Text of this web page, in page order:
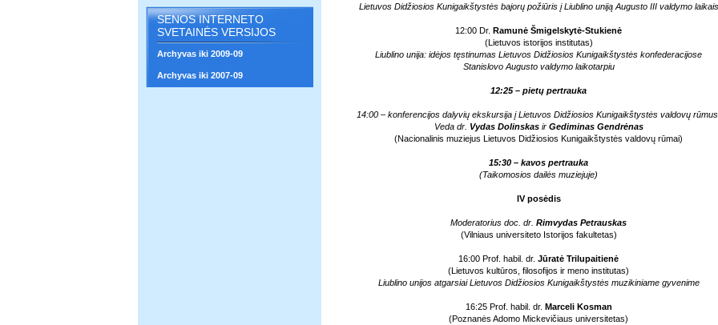
SENOS INTERNETO
SVETAINĖS VERSIJOS
Archyvas iki 2009-09
Archyvas iki 2007-09
Lietuvos Didžiosios Kunigaikštystės bajorų požiūris į Liublino uniją Augusto III valdymo laikais
12:00 Dr. Ramunė Šmigelskytė-Stukienė
(Lietuvos istorijos institutas)
Liublino unija: idėjos tęstinumas Lietuvos Didžiosios Kunigaikštystės konfederacijose
Stanislovo Augusto valdymo laikotarpiu
12:25 – pietų pertrauka
14:00 – konferencijos dalyvių ekskursija į Lietuvos Didžiosios Kunigaikštystės valdovų
Veda dr. Vydas Dolinskasir Gediminas Gendrėnas
(Nacionalinis muziejus Lietuvos Didžiosios Kunigaikštystės valdovų rūmai)
15:30 – kavos pertrauka
(Taikomosios dailės muziejuje)
IV posėdis
Moderatorius doc. dr. Rimvydas Petrauskas
(Vilniaus universiteto Istorijos fakultetas)
16:00 Prof. habil. dr. Jūratė Trilupaitienė
(Lietuvos kultūros, filosofijos ir meno institutas)
Liublino unijos atgarsiai Lietuvos Didžiosios Kunigaikštystės muzikiniame gyvenime
16:25 Prof. habil. dr. Marceli Kosman
(Poznanės Adomo Mickevičiaus universitetas)